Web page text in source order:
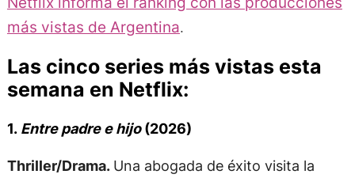
más vistas de Argentina.
Las cinco series más vistas esta
semana en Netflix:
1. Entre padre e hijo(2026)
Thriller/Drama. Una abogada de éxito visita la